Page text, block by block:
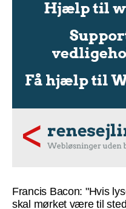
Francis Bacon: "Hvis
skal mørket være til